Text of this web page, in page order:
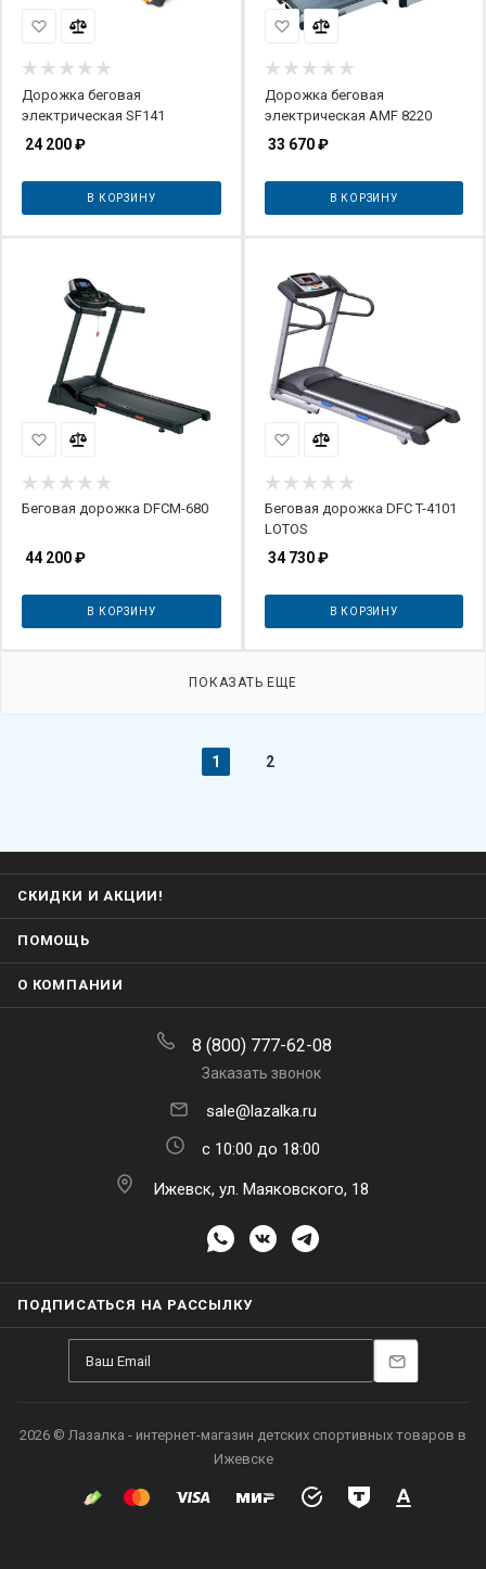
Дорожка беговая
электрическая SF141
24 200₽
В КОРЗИНУ
Дорожка беговая
электрическая AMF 8220
33 670₽
В КОРЗИНУ
Беговая дорожка DFCM-680
44 200₽
В КОРЗИНУ
Беговая дорожка DFC T-4101
LOTOS
34 730₽
В КОРЗИНУ
ПОКАЗАТЬ ЕЩЕ
1 2
СКИДКИ И АКЦИИ!
ПОМОЩЬ
О КОМПАНИИ
8 (800) 777-62-08
Заказать звонок
sale@lazalka.ru
с 10:00 до 18:00
Ижевск, ул. Маяковского, 18
ПОДПИСАТЬСЯ НА РАССЫЛКУ
2026 © Лазалка - интернет-магазин детских спортивных товаров в
Ижевске